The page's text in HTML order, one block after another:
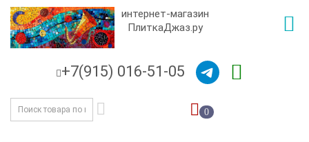
интернет-магазин
ПлиткаДжаз.ру
+7(915) 016-51-05
0